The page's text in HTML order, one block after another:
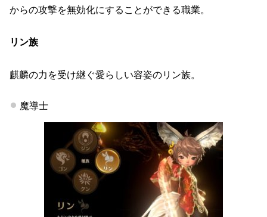
からの攻撃を無効化にすることができる職業。
リン族
麒麟の力を受け継ぐ愛らしい容姿のリン族。
魔導士